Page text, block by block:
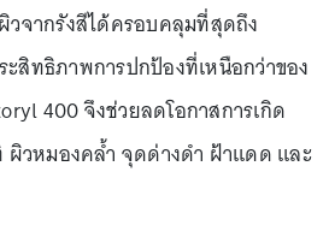
จากรังสีได้ครอบคลุมที่สุดถึง
สิทธิภาพการปกป้องที่เหนือกว่าของ
400 จึงช่วยลดโอกาสการเกิด
วหมองคล้ำ จุดด่างดำ ฝ้าแดด และ